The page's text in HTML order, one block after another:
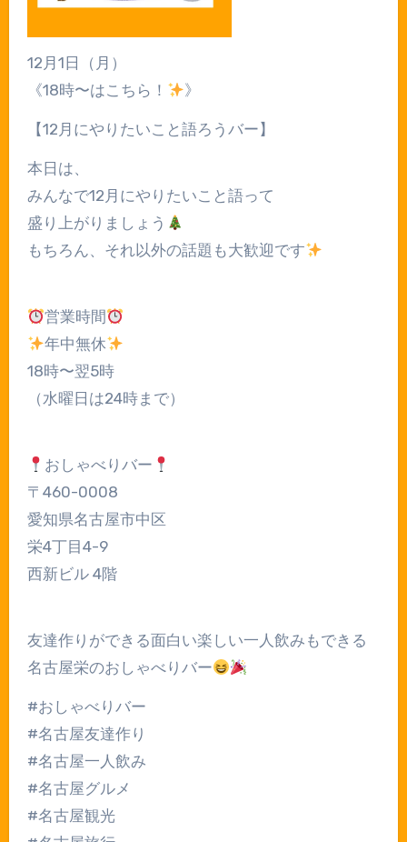
12月1日（月）
《18時〜はこちら！
》
【12月にやりたいこと語ろうバー】
本日は、
みんなで12月にやりたいこと語って
盛り上がりましょう
もちろん、それ以外の話題も大歓迎です
営業時間
年中無休
18時〜翌5時
（水曜日は24時まで）
おしゃべりバー
〒460-0008
愛知県名古屋市中区
栄4丁目4-9
西新ビル 4階
友達作りができる面白い楽しい一人飲みもできる
名古屋栄のおしゃべりバー
#おしゃべりバー
#名古屋友達作り
#名古屋一人飲み
#名古屋グルメ
#名古屋観光